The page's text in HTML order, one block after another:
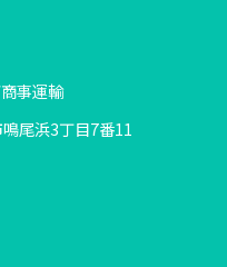
事運輸
尾浜3丁目7番11